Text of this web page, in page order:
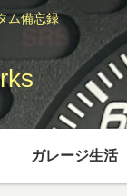
ム備忘録
ガレージ生活